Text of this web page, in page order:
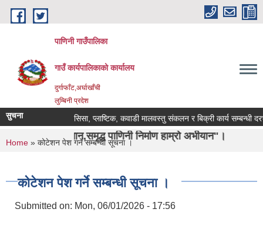
Skip to main content
पाणिनी गाउँपालिका
गाउँ कार्यपालिकाको कार्यालय
दुर्गाफाँट,अर्घाखाँची
लुम्बिनी प्रदेश
पाणिनी निर्माण हाम्रो अभीयान"।
सुचना सिसा, प्लाष्टिक, कवाडी मालवस्तु संकलन र बिक्री कार्य सम्बन्धी
You are here
Home » कोटेशन पेश गर्ने सम्बन्धी सूचना ।
कोटेशन पेश गर्ने सम्बन्धी सूचना ।
Submitted on: Mon, 06/01/2026 - 17:56